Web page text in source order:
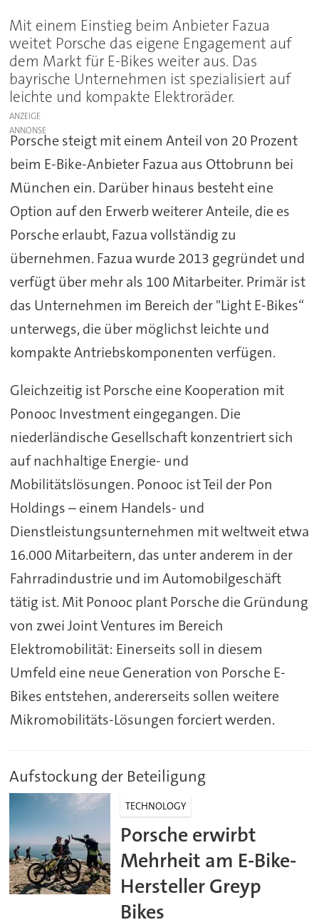
Mit einem Einstieg beim Anbieter Fazua
weitet Porsche das eigene Engagement auf
dem Markt für E-Bikes weiter aus. Das
bayrische Unternehmen ist spezialisiert auf
leichte und kompakte Elektroräder.
ANZEIGE
Porsche steigt mit einem Anteil von 20 Prozent
beim E-Bike-Anbieter Fazua aus Ottobrunn bei
München ein. Darüber hinaus besteht eine
Option auf den Erwerb weiterer Anteile, die es
Porsche erlaubt, Fazua vollständig zu
übernehmen. Fazua wurde 2013 gegründet und
verfügt über mehr als 100 Mitarbeiter. Primär ist
das Unternehmen im Bereich der "Light E-Bikes“
unterwegs, die über möglichst leichte und
kompakte Antriebskomponenten verfügen.
Gleichzeitig ist Porsche eine Kooperation mit
Ponooc Investment eingegangen. Die
niederländische Gesellschaft konzentriert sich
auf nachhaltige Energie- und
Mobilitätslösungen. Ponooc ist Teil der Pon
Holdings – einem Handels- und
Dienstleistungsunternehmen mit weltweit etwa
16.000 Mitarbeitern, das unter anderem in der
Fahrradindustrie und im Automobilgeschäft
tätig ist. Mit Ponooc plant Porsche die Gründung
von zwei Joint Ventures im Bereich
Elektromobilität: Einerseits soll in diesem
Umfeld eine neue Generation von Porsche E-
Bikes entstehen, andererseits sollen weitere
Mikromobilitäts-Lösungen forciert werden.
Aufstockung der Beteiligung
TECHNOLOGY
Porsche erwirbt
Mehrheit am E-Bike-
Hersteller Greyp
Bikes